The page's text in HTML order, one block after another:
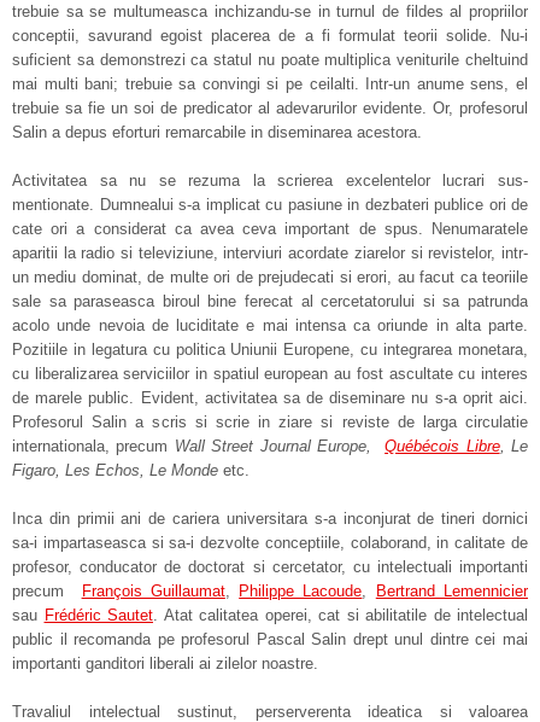
trebuie sa se multumeasca inchizandu-se in turnul de fildes al propriilor
conceptii, savurand egoist placerea de a fi formulat teorii solide. Nu-i
suficient sa demonstrezi ca statul nu poate multiplica veniturile cheltuind
mai multi bani; trebuie sa convingi si pe ceilalti. Intr-un anume sens, el
trebuie sa fie un soi de predicator al adevarurilor evidente. Or, profesorul
Salin a depus eforturi remarcabile in diseminarea acestora.
Activitatea sa nu se rezuma la scrierea excelentelor lucrari sus-
mentionate. Dumnealui s-a implicat cu pasiune in dezbateri publice ori de
cate ori a considerat ca avea ceva important de spus. Nenumaratele
aparitii la radio si televiziune, interviuri acordate ziarelor si revistelor, intr-
un mediu dominat, de multe ori de prejudecati si erori, au facut ca teoriile
sale sa paraseasca biroul bine ferecat al cercetatorului si sa patrunda
acolo unde nevoia de luciditate e mai intensa ca oriunde in alta parte.
Pozitiile in legatura cu politica Uniunii Europene, cu integrarea monetara,
cu liberalizarea serviciilor in spatiul european au fost ascultate cu interes
de marele public. Evident, activitatea sa de diseminare nu s-a oprit aici.
Profesorul Salin a scris si scrie in ziare si reviste de larga circulatie
internationala, precum Wall Street Journal Europe, Québécois Libre, Le
Figaro, Les Echos, Le Monde etc.
Inca din primii ani de cariera universitara s-a inconjurat de tineri dornici
sa-i impartaseasca si sa-i dezvolte conceptiile, colaborand, in calitate de
profesor, conducator de doctorat si cercetator, cu intelectuali importanti
precum
François Guillaumat, Philippe Lacoude,
Bertrand Lemennicier
sau Frédéric Sautet. Atat calitatea operei, cat si abilitatile de intelectual
public il recomanda pe profesorul Pascal Salin drept unul dintre cei mai
importanti ganditori liberali ai zilelor noastre.
Travaliul intelectual sustinut, perserverenta ideatica si valoarea